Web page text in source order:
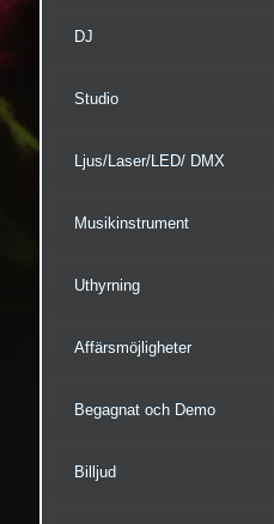
DJ
Studio
Ljus/Laser/LED/ DMX
Musikinstrument
Uthyrning
Affärsmöjligheter
Begagnat och Demo
Billjud